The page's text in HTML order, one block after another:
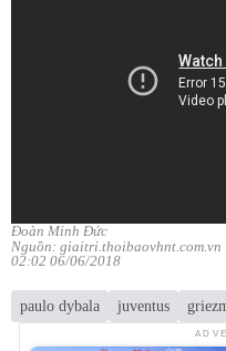
Đoàn Minh Đức
Nguồn: giaitri.thoibaovhnt.com.vn
02:02 06/06/2018
paulo dybala juventus